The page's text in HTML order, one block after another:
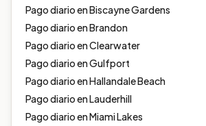
Pago diario enBiscayne Gardens
Pago diario enBrandon
Pago diario enClearwater
Pago diario enGulfport
Pago diario enHallandale Beach
Pago diario enLauderhill
Pago diario enMiami Lakes